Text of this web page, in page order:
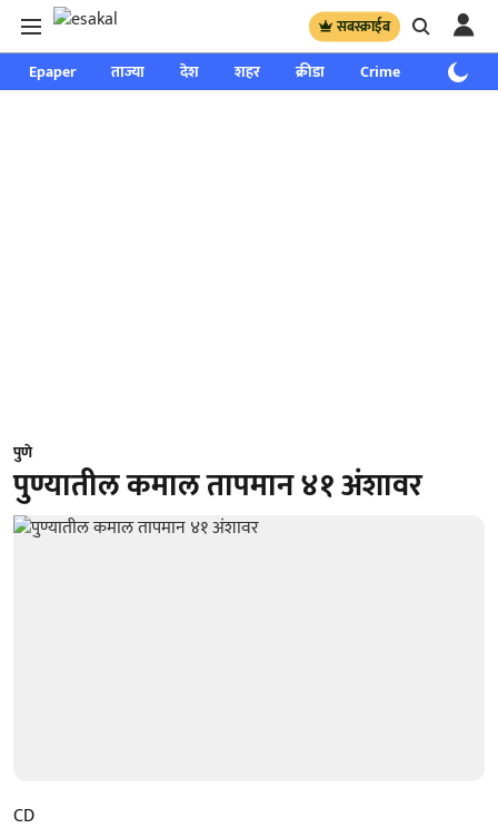
सबस्क्राईब
Epaper ताज्या देश शहर क्रीडा Crime साप्ताहिक
पुणे
पुण्यातील कमाल तापमान ४१ अंशावर
CD